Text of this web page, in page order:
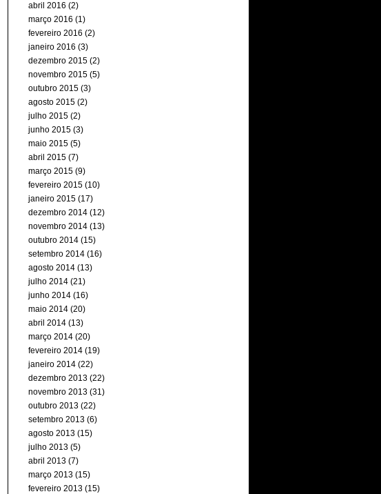
abril 2016 (2)
março 2016 (1)
fevereiro 2016 (2)
janeiro 2016 (3)
dezembro 2015 (2)
novembro 2015 (5)
outubro 2015 (3)
agosto 2015 (2)
julho 2015 (2)
junho 2015 (3)
maio 2015 (5)
abril 2015 (7)
março 2015 (9)
fevereiro 2015 (10)
janeiro 2015 (17)
dezembro 2014 (12)
novembro 2014 (13)
outubro 2014 (15)
setembro 2014 (16)
agosto 2014 (13)
julho 2014 (21)
junho 2014 (16)
maio 2014 (20)
abril 2014 (13)
março 2014 (20)
fevereiro 2014 (19)
janeiro 2014 (22)
dezembro 2013 (22)
novembro 2013 (31)
outubro 2013 (22)
setembro 2013 (6)
agosto 2013 (15)
julho 2013 (5)
abril 2013 (7)
março 2013 (15)
fevereiro 2013 (15)